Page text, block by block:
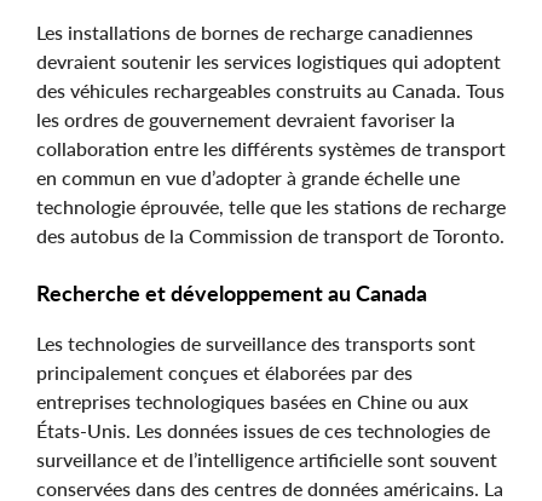
Les installations de bornes de recharge canadiennes
devraient soutenir les services logistiques qui adoptent
des véhicules rechargeables construits au Canada. Tous
les ordres de gouvernement devraient favoriser la
collaboration entre les différents systèmes de transport
en commun en vue d’adopter à grande échelle une
technologie éprouvée, telle que les stations de recharge
des autobus de la Commission de transport de Toronto.
Recherche et développement au Canada
Les technologies de surveillance des transports sont
principalement conçues et élaborées par des
entreprises technologiques basées en Chine ou aux
États-Unis. Les données issues de ces technologies de
surveillance et de l’intelligence artificielle sont souvent
conservées dans des centres de données américains. La